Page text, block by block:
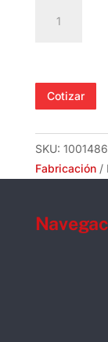
Enmascarar
X
50mt
3M
cantidad
Cotizar
SKU:
Fabricación